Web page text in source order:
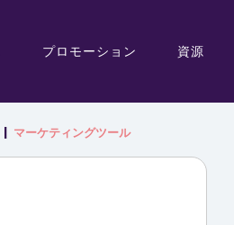
プロモーション 資源
マーケティングツール